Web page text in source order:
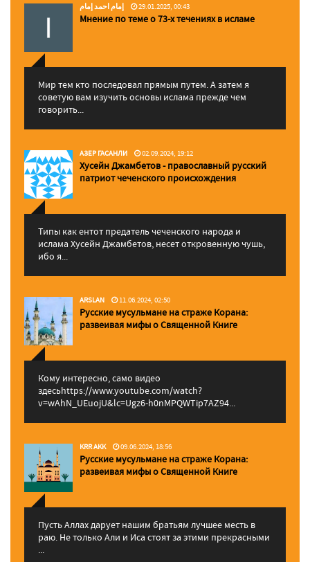
إمام احمد إمام 29.01.2025, 00:43
Мнение по теме о 73-х течениях в исламе
Мир тем кто последовал прямым путем. А затем я
советую вам изучить основы ислама прежде чем
говорить...
АЗЕР ГАСАНЛИ 02.09.2024, 19:12
Хусейн Джамбетов - православный русский
патриот чеченского происхождения
Типы как ентот предатель чеченского народа и
ислама Хусейн Джамбетов, несет откровенную чушь,
ибо я...
ARSLAN 11.06.2024, 02:50
Русские мусульмане на страже Корана:
pазвеивая мифы о Священной Книге
Кому интересно, само видео
здесьhttps://www.youtube.com/watch?
v=wAhN_UEuojU&lc=Ugz6-h0nMPQWTip7AZ94...
KRR AKK 09.06.2024, 18:56
Русские мусульмане на страже Корана:
pазвеивая мифы о Священной Книге
Пусть Аллах дарует нашим братьям лучшее месть в
раю. Не только Али и Иса стоят за этими прекрасными